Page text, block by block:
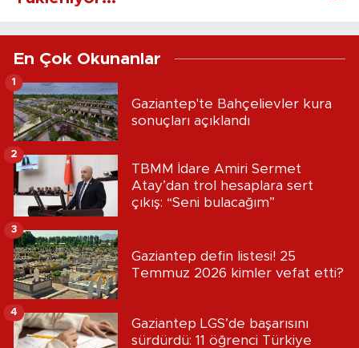
En Çok Okunanlar
Gaziantep'te Bahçelievler kura
sonuçları açıklandı
1
TBMM İdare Amiri Sermet
Atay’dan trol hesaplara sert
çıkış: “Seni bulacağım”
2
Gaziantep defin listesi! 25
Temmuz 2026 kimler vefat etti?
3
Gaziantep LGS’de başarısını
sürdürdü: 11 öğrenci Türkiye
4